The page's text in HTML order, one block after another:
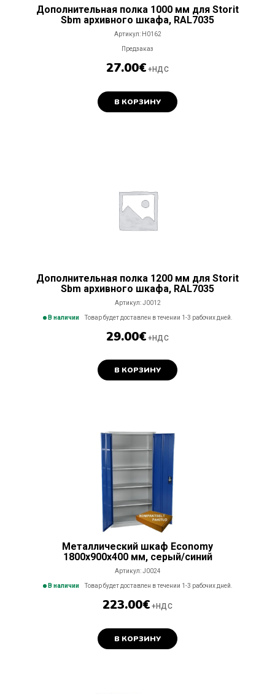
Дополнительная полка 1000 мм для Storit
Sbm архивного шкафа, RAL7035
Артикул: H0162
Предзаказ
27.00€ +НДС
В КОРЗИНУ
Дополнительная полка 1200 мм для Storit
Sbm архивного шкафа, RAL7035
Артикул:J0012
В наличии Товар будет доставлен в течении 1-3 рабочих дней.
29.00€ +НДС
В КОРЗИНУ
Металлический шкаф Economy
1800x900x400 мм, серый/синий
Артикул:J0024
В наличии Товар будет доставлен в течении 1-3 рабочих дней.
223.00€ +НДС
В КОРЗИНУ